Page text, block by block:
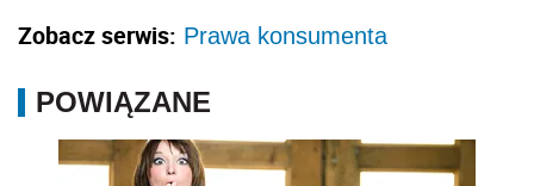
Zobacz serwis: Prawa konsumenta
POWIĄZANE